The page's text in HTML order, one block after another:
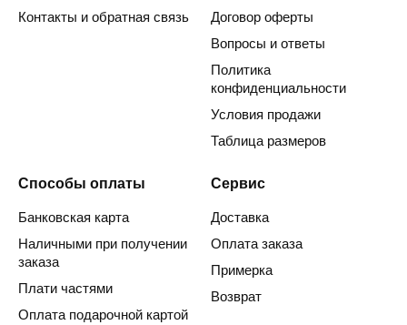
Контакты и обратная связь
Договор оферты
Вопросы и ответы
Политика
конфиденциальности
Условия продажи
Таблица размеров
Способы оплаты
Банковская карта
Наличными при получении
заказа
Плати частями
Оплата подарочной картой
Сервис
Доставка
Оплата заказа
Примерка
Возврат